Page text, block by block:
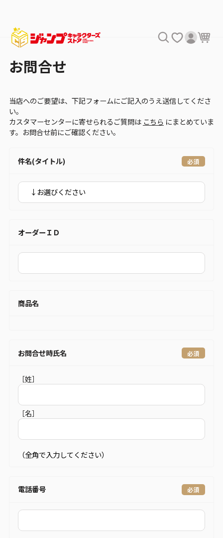
お問合せ
当店へのご要望は、下記フォームにご記入のうえ送信してくださ
い。
カスタマーセンターに寄せられるご質問は こちら にまとめていま
す。お問合せ前にご確認ください。
件名(タイトル)
オーダーＩＤ
商品名
お問合せ時氏名
［姓］
［名］
（全角で入力してください）
電話番号